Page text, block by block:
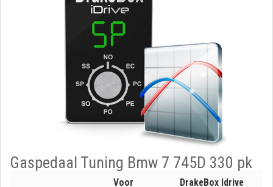
Gaspedaal Tuning Bmw 7 745D 330 pk
Voor DrakeBox Idrive